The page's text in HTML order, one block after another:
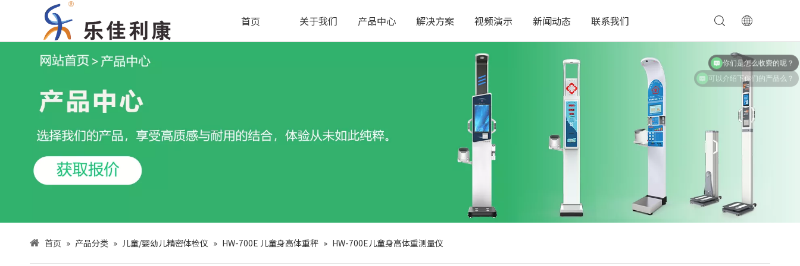
首页 关于我们 产品中心 解决方案 视频演示 新闻动态 联系我们
首页 » 产品分类 » 儿童/婴幼儿精密体检仪 » HW-700E 儿童身高体重秤 » HW-700E儿童身高体重测量仪
你们是怎么收费的呢？